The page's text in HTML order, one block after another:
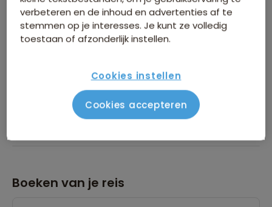
Heeft Sawadee de beschikking over een
24-uurs noodservice?
Tot wanneer kan Sawadee een reis
annuleren die nog geen gegarandeerd
vertrek heeft?
Boeken van je reis
verbeteren en de inhoud en advertenties af te
stemmen op je interesses. Je kunt ze volledig
toestaan of afzonderlijk instellen.
Cookies instellen
Cookies accepteren